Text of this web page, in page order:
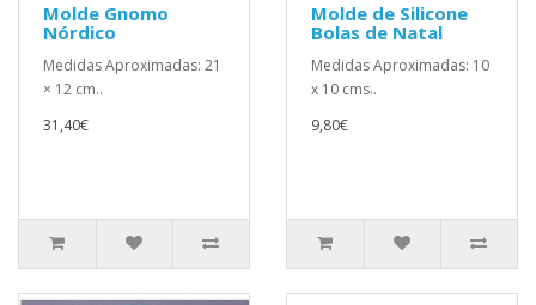
Molde Gnomo
Nórdico
Medidas Aproximadas: 21
× 12 cm..
31,40€
Molde de Silicone
Bolas de Natal
Medidas Aproximadas: 10
x 10 cms..
9,80€